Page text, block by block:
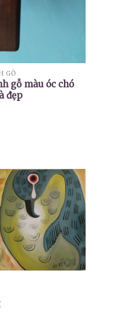
GỖ
gỗ màu óc chó
đẹp